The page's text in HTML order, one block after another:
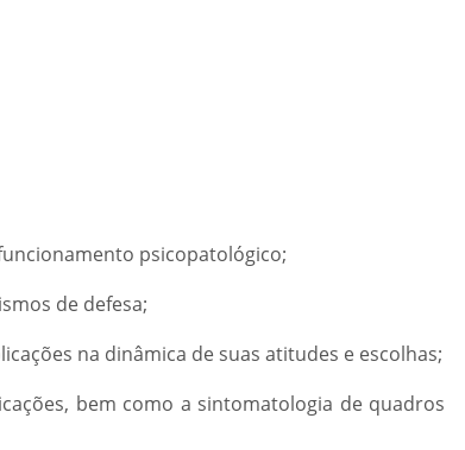
psicopatológico;
de defesa;
na dinâmica de suas atitudes e escolhas;
bem como a sintomatologia de quadros